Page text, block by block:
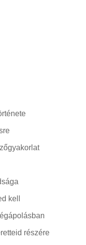
kell
részére